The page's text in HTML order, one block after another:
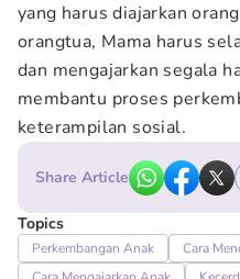
yang harus diajarkan
orangtua, Mama harus
dan mengajarkan segala
membantu proses
keterampilan sosial.
Share Article
Topics
Perkembangan Anak
Cara